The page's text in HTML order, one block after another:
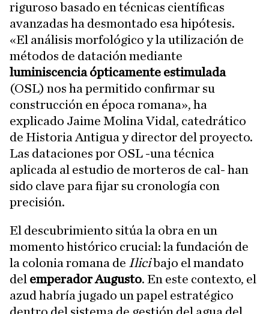
riguroso basado en técnicas científicas
avanzadas ha desmontado esa hipótesis.
«El análisis morfológico y la utilización de
métodos de datación mediante
luminiscencia ópticamente estimulada
(OSL) nos ha permitido confirmar su
construcción en época romana», ha
explicado Jaime Molina Vidal, catedrático
de Historia Antigua y director del proyecto.
Las dataciones por OSL -una técnica
aplicada al estudio de morteros de cal- han
sido clave para fijar su cronología con
precisión.
El descubrimiento sitúa la obra en un
momento histórico crucial: la fundación de
la colonia romana de Ilicibajo el mandato
del emperador Augusto. En este contexto, el
azud habría jugado un papel estratégico